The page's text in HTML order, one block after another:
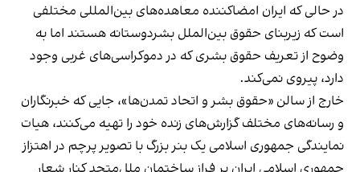
در حالی که ایران امضاکننده معاهده‌های بین‌المللی مختلفی
است که زیربنای حقوق بین‌الملل بشردوستانه هستند اما به
وضوح از تعریف حقوق بشری که در دموکراسی‌های غربی وجود
دارد، پیروی نمی‌کند.
خارج از سالن «حقوق بشر و اتحاد تمدن‌ها»، جایی که خبرنگاران
و رسانه‌های مختلف گزارش‌های زنده خود را تهیه می‌کنند، هیات
نمایندگی جمهوری اسلامی یک بنر بزرگ با تصویر پرچم در اهتزاز